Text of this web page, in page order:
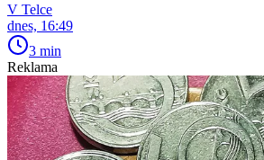
V Telce
dnes, 16:49
3 min
Reklama